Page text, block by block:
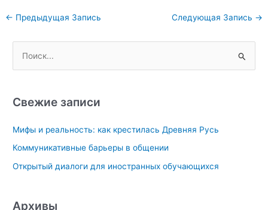
Навигация
записям
← Предыдущая Запись Следующая Запись →
с
:
Свежие записи
Мифы и реальность: как крестилась Древняя Русь
Коммуникативные барьеры в общении
Открытый диалоги для иностранных обучающихся
Архивы